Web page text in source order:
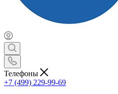
Телефоны
+7 (499) 229-99-69